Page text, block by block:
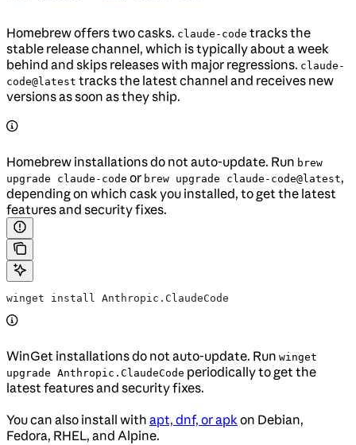
Homebrew offers two casks. claude-code tracks the
stable release channel, which is typically about a week
behind and skips releases with major regressions. claude-
code@latest tracks the latest channel and receives new
versions as soon as they ship.
Homebrew installations do not auto-update. Run brew
upgrade claude-code or brew upgrade claude-code@latest,
depending on which cask you installed, to get the latest
features and security fixes.
winget install Anthropic.ClaudeCode
WinGet installations do not auto-update. Run winget
upgrade Anthropic.ClaudeCode periodically to get the
latest features and security fixes.
You can also install with apt, dnf, or apkon Debian,
Fedora, RHEL, and Alpine.